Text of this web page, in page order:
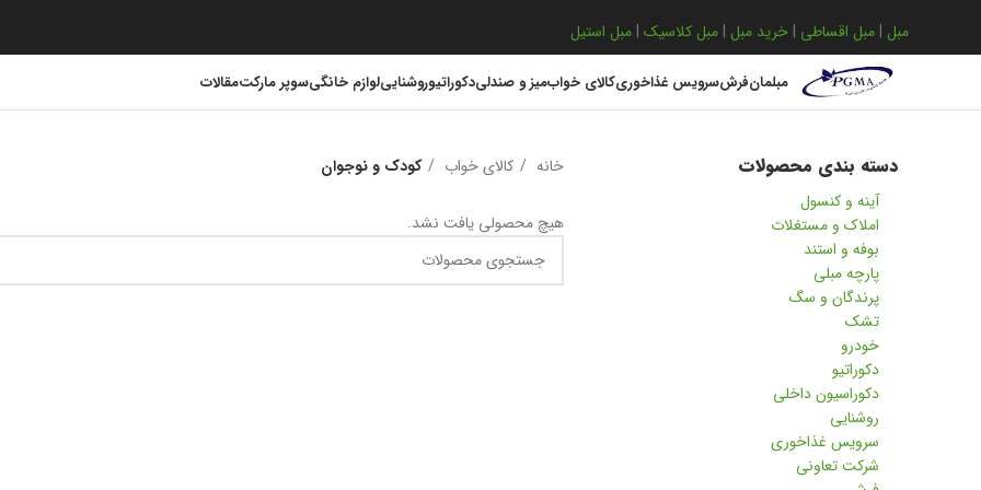
مبل | مبل اقساطی | خرید مبل | مبل کلاسیک | مبل استیل
مبلمانفرشسرویس غذاخوریکالای خوابمیز و صندلیدکوراتیوروشناییلوازم خانگیسوپر مارکتمقالات
دسته بندی محصولات
آینه و کنسول
املاک و مستغلات
بوفه و استند
پارچه مبلی
پرندگان و سگ
تشک
خودرو
دکوراتیو
دکوراسیون داخلی
روشنایی
سرویس غذاخوری
شرکت تعاونی
خانه کالای خواب کودک و نوجوان
هیچ محصولی یافت نشد.